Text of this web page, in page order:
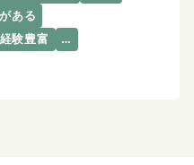
ある
験豊富 …